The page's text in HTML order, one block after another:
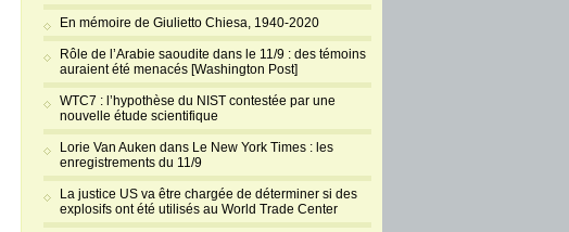
En mémoire de Giulietto Chiesa, 1940-2020
Rôle de l’Arabie saoudite dans le 11/9 : des témoins
auraient été menacés [Washington Post]
WTC7 : l’hypothèse du NIST contestée par une
nouvelle étude scientifique
Lorie Van Auken dans Le New York Times : les
enregistrements du 11/9
La justice US va être chargée de déterminer si des
explosifs ont été utilisés au World Trade Center